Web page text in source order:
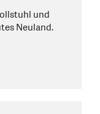
und
Neuland.